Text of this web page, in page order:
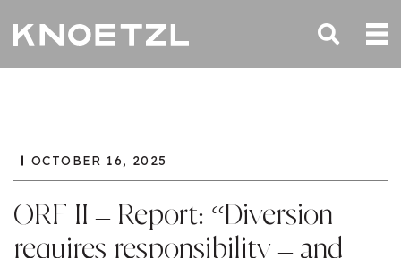
OCTOBER 16, 2025
ORF II – Report: “Diversion
requires responsibility – and